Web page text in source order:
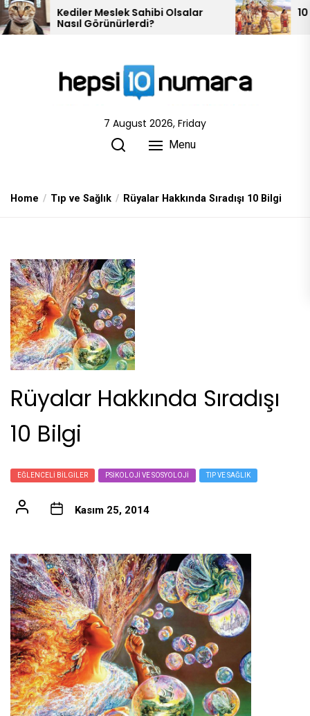
Skip
to
Meslek Sahibi Olsalar
10 Kızılderili
7 August 2026, Friday
Menu
Home Tıp ve Sağlık Rüyalar Hakkında Sıradışı 10 Bilgi
Rüyalar Hakkında Sıradışı
10 Bilgi
EĞLENCELI BILGILER PSIKOLOJI VE SOSYOLOJI TIP VE SAĞLIK
Kasım 25, 2014